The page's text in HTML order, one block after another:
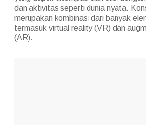
dan aktivitas seperti dunia nyata.
merupakan kombinasi dari banyak
termasuk virtual reality (VR) dan
(AR).